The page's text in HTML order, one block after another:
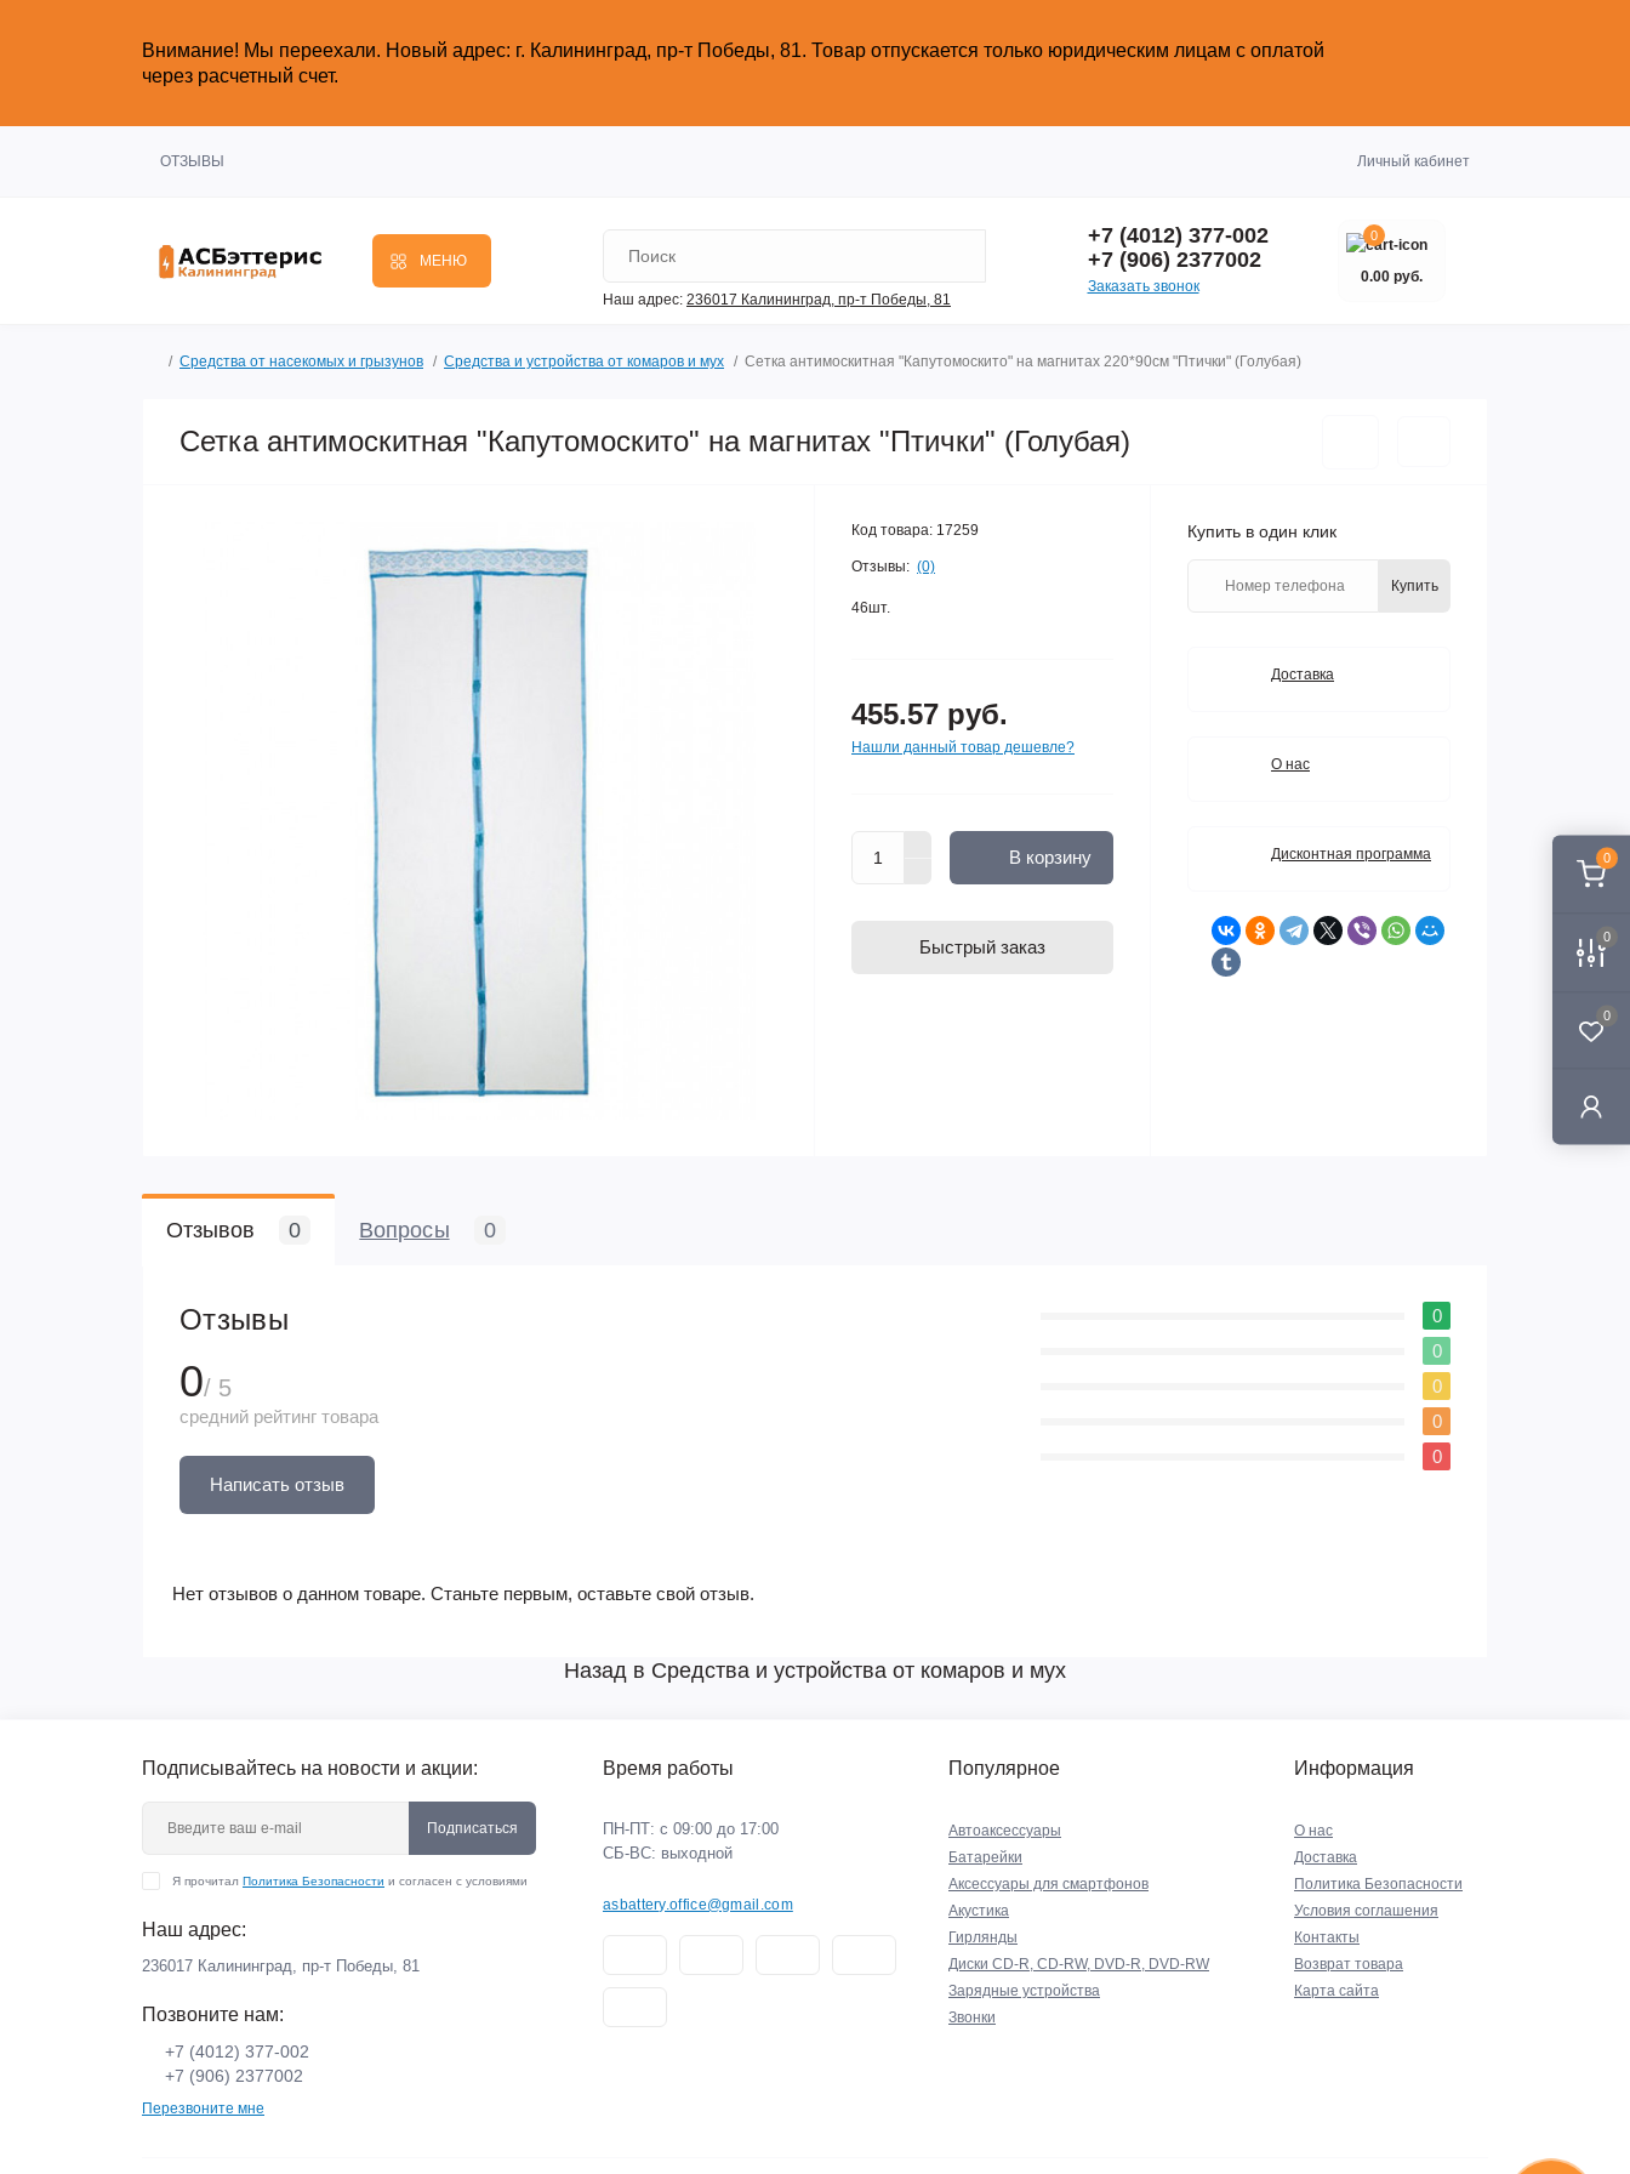
0
0
0
Внимание! Мы переехали. Новый адрес: г. Калининград, пр-т Победы, 81. Товар отпускается только юридическим лицам с оплатой
через расчетный счет.
ОТЗЫВЫ Личный кабинет
МЕНЮ
Наш адрес: 236017 Калининград,​ пр-т Победы, 81
+7 (4012) 377-002
+7 (906) 2377002
Заказать звонок
0
0.00 руб.
Средства от насекомых и грызунов Средства и устройства от комаров и мух Сетка антимоскитная "Капутомоскито" на магнитах 220*90см "Птички" (Голубая)
Сетка антимоскитная "Капутомоскито" на магнитах "Птички" (Голубая)
Код товара: 17259
Отзывы: (0)
46шт.
455.57 руб.
Нашли данный товар дешевле?
В корзину
Быстрый заказ
Купить в один клик
Купить
Доставка
О нас
Дисконтная программа
Отзывов 0 Вопросы 0
Отзывы
0/ 5
средний рейтинг товара
Написать отзыв
0
0
0
0
0
Нет отзывов о данном товаре. Станьте первым, оставьте свой отзыв.
Назад в Средства и устройства от комаров и мух
Подписывайтесь на новости и акции:
Подписаться
Я прочитал Политика Безопасности и согласен с условиями
Наш адрес:
236017 Калининград,​ пр-т Победы, 81
Позвоните нам:
+7 (4012) 377-002
+7 (906) 2377002
Перезвоните мне
Время работы
ПН-ПТ: с 09:00 до 17:00
СБ-ВС: выходной
asbattery.office@gmail.com
Популярное
Автоаксессуары
Батарейки
Аксессуары для смартфонов
Акустика
Гирлянды
Диски CD-R, CD-RW, DVD-R, DVD-RW
Зарядные устройства
Звонки
Информация
О нас
Доставка
Политика Безопасности
Условия соглашения
Контакты
Возврат товара
Карта сайта